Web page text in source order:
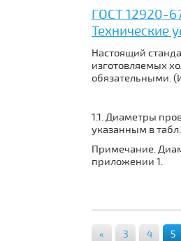
ГОСТ 12920-
Технические
Настоящий
изготовляемых
обязательными.
1.1. Диаметры
указанным в
Примечание.
приложении 1.
« 3 4 5